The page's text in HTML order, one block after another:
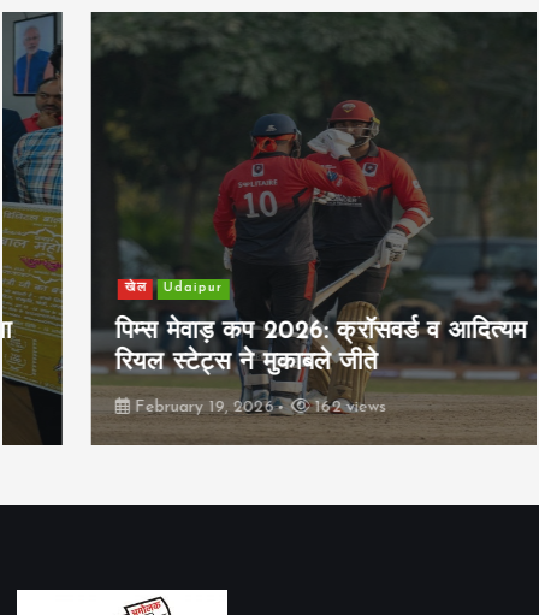
t
i
o
n
खेल Udaipur
पिम्स मेवाड़ कप 2026: क्रॉसवर्ड व आदित्यम
रियल स्टेट्स ने मुकाबले जीते
February 19, 2026 162 views